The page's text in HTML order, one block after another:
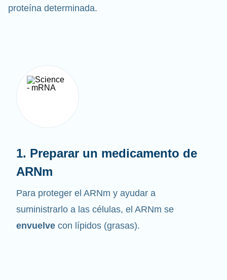
proteína determinada.
1. Preparar un medicamento de
ARNm
Para proteger el ARNm y ayudar a
suministrarlo a las células, el ARNm se
envuelve con lípidos (grasas).